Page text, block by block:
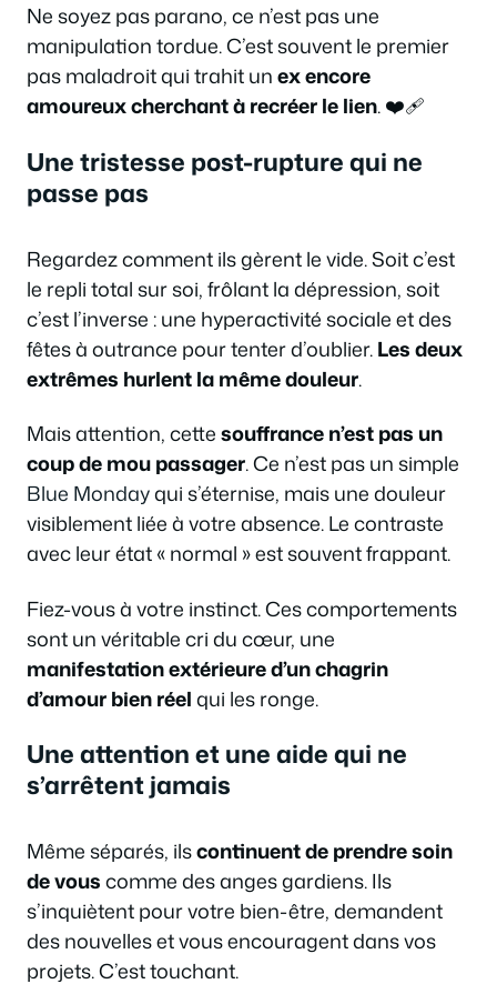
Ne soyez pas parano, ce n’est pas une
manipulation tordue. C’est souvent le premier
pas maladroit qui trahit unex encore
amoureux cherchant à recréer le lien. ❤️‍🩹
Une tristesse post-rupture qui ne
passe pas
Regardez comment ils gèrent le vide. Soit c’est
le repli total sur soi, frôlant la dépression, soit
c’est l’inverse : une hyperactivité sociale et des
fêtes à outrance pour tenter d’oublier.Les deux
extrêmes hurlent la même douleur.
Mais attention, cettesouffrance n’est pas un
coup de mou passager. Ce n’est pas un simple
Blue Mondayqui s’éternise, mais une douleur
visiblement liée à votre absence. Le contraste
avec leur état « normal » est souvent frappant.
Fiez-vous à votre instinct. Ces comportements
sont un véritable cri du cœur, une
manifestation extérieure d’un chagrin
d’amour bien réelqui les ronge.
Une attention et une aide qui ne
s’arrêtent jamais
Même séparés, ilscontinuent de prendre soin
de vouscomme des anges gardiens. Ils
s’inquiètent pour votre bien-être, demandent
des nouvelles et vous encouragent dans vos
projets. C’est touchant.